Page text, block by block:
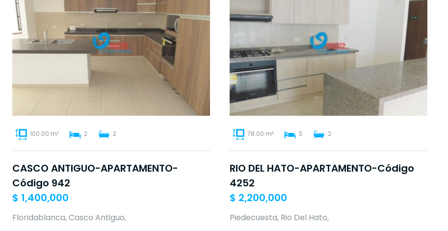
100.00 m² 2 2
CASCO ANTIGUO-APARTAMENTO-
Código 942
$ 1,400,000
Floridablanca, Casco Antiguo,
78.00 m² 3 2
RIO DEL HATO-APARTAMENTO-Código
4252
$ 2,200,000
Piedecuesta, Rio Del Hato,